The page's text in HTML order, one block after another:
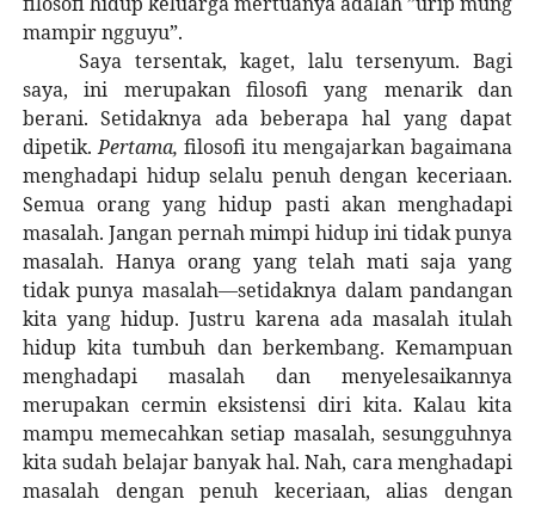
mampir ngguyu”.
Saya tersentak, kaget, lalu tersenyum. Bagi
saya, ini merupakan filosofi yang menarik dan
berani. Setidaknya ada beberapa hal yang dapat
dipetik.Pertama, filosofi itu mengajarkan bagaimana
menghadapi hidup selalu penuh dengan keceriaan.
Semua orang yang hidup pasti akan menghadapi
masalah. Jangan pernah mimpi hidup ini tidak punya
masalah. Hanya orang yang telah mati saja yang
tidak punya masalah—setidaknya dalam pandangan
kita yang hidup. Justru karena ada masalah itulah
hidup kita tumbuh dan berkembang. Kemampuan
menghadapi masalah dan menyelesaikannya
merupakan cermin eksistensi diri kita. Kalau kita
mampu memecahkan setiap masalah, sesungguhnya
kita sudah belajar banyak hal. Nah, cara menghadapi
masalah dengan penuh keceriaan, alias dengan